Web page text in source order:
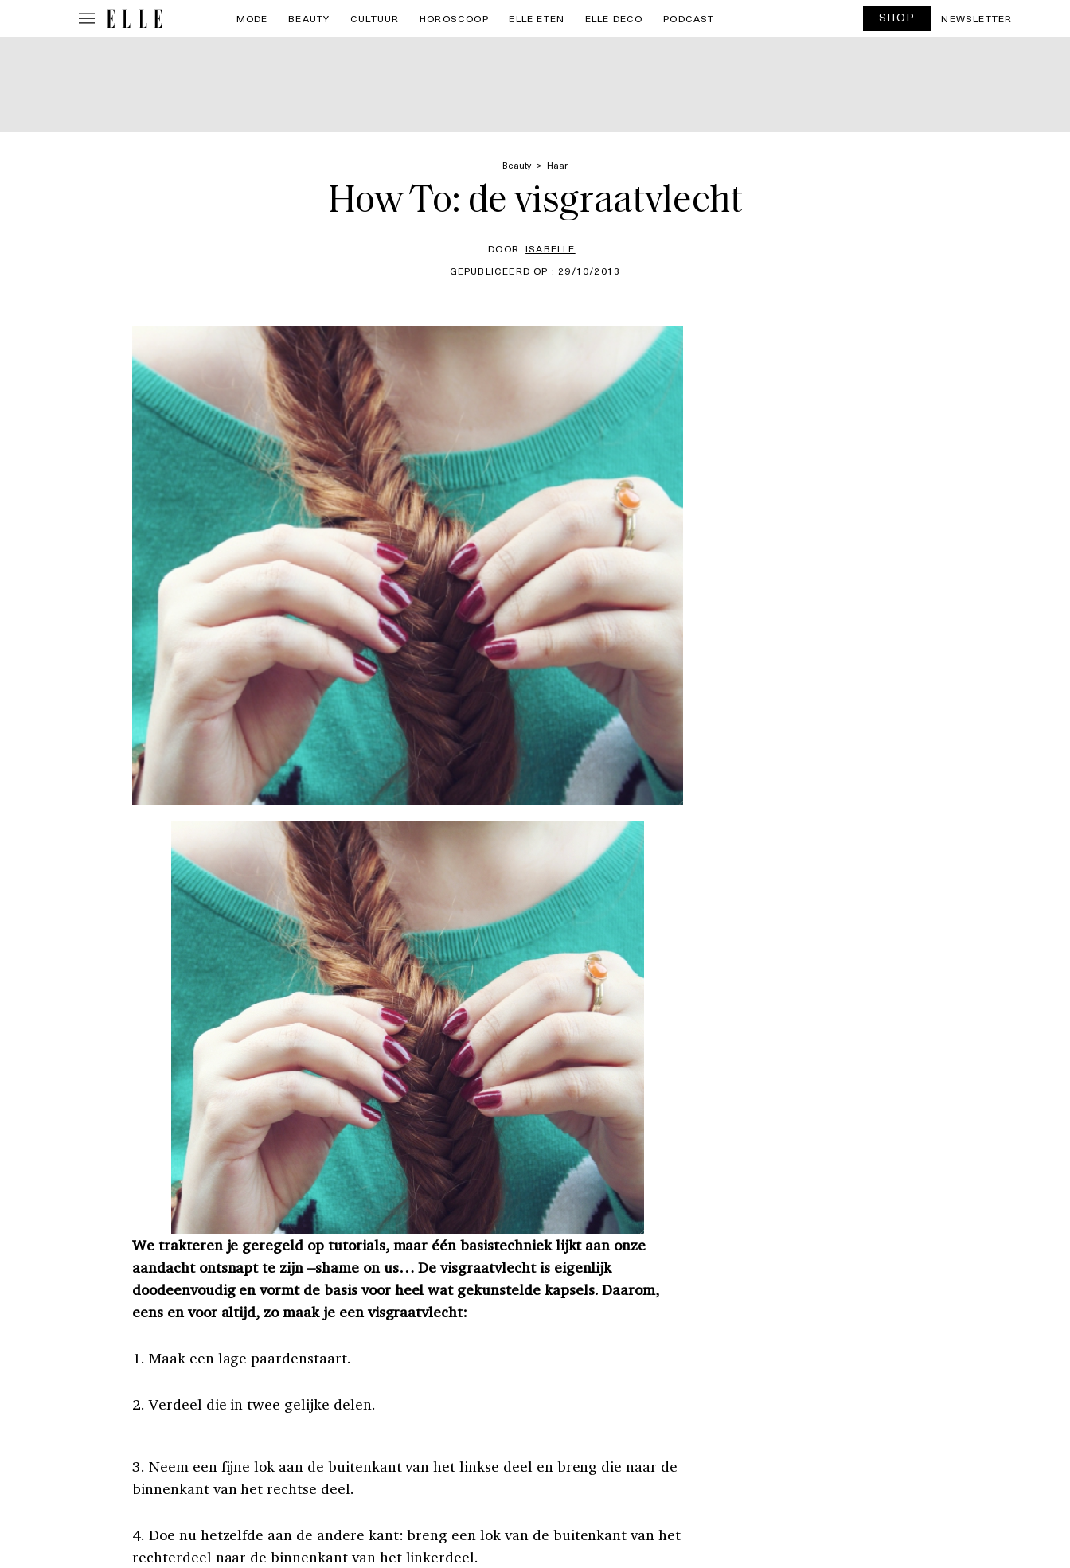
MODE BEAUTY CULTUUR HOROSCOOP ELLE ETEN ELLE DECO PODCAST SHOP NEWSLETTER
Beauty Haar
How To: de visgraatvlecht
DOOR ISABELLE
GEPUBLICEERD OP : 29/10/2013
We trakteren je geregeld op tutorials, maar één basistechniek lijkt aan onze
aandacht ontsnapt te zijn –shame on us… De visgraatvlecht is eigenlijk
doodeenvoudig en vormt de basis voor heel wat gekunstelde kapsels. Daarom,
eens en voor altijd, zo maak je een visgraatvlecht:
1. Maak een lage paardenstaart.
2. Verdeel die in twee gelijke delen.
3. Neem een fijne lok aan de buitenkant van het linkse deel en breng die naar de
binnenkant van het rechtse deel.
4. Doe nu hetzelfde aan de andere kant: breng een lok van de buitenkant van het
rechterdeel naar de binnenkant van het linkerdeel.